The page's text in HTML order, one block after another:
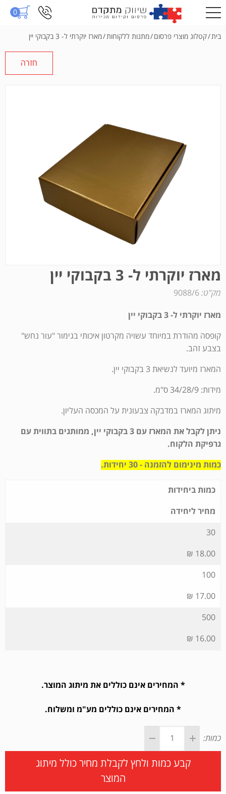
0
בית/קטלוג מוצרי פרסום/מתנות ללקוחות/מארז יוקרתי ל- 3 בקבוקי יין
חזרה
מארז יוקרתי ל- 3 בקבוקי יין
מק"ט: 9088/6
מארז יוקרתי ל- 3 בקבוקי יין
קופסה מהודרת במיוחד עשויה מקרטון איכותי בגימור "עור נחש"
בצבע זהב.
המארז מיועד לנשיאת 3 בקבוקי יין.
מידות: 34/28/9 ס"מ.
מיתוג המארז במדבקה צבעונית על המכסה העליון.
ניתן לקבל את המארז עם 3 בקבוקי יין, ממותגים בתווית עם
גרפיקת הלקוח.
כמות מינימום להזמנה - 30 יחידות.
כמות ביחידות
מחיר ליחידה
30
18.00 ₪
100
17.00 ₪
500
16.00 ₪
* המחירים אינם כוללים את מיתוג המוצר.
* המחירים אינם כוללים מע"מ ומשלוח.
כמות:
קבע כמות ולחץ לקבלת מחיר כולל מיתוג
המוצר